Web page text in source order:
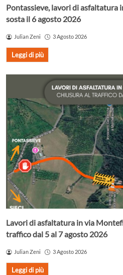
Pontassieve, lavori di asfaltatura
sosta il 6 agosto 2026
Julian Zeni 3 Agosto 2026
Leggi di più
Lavori di asfaltatura in via
traffico dal 5 al 7 agosto 2026
Julian Zeni 3 Agosto 2026
Leggi di più